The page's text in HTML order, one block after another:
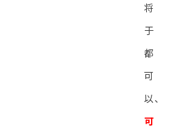
将
于
都
可
以、
可